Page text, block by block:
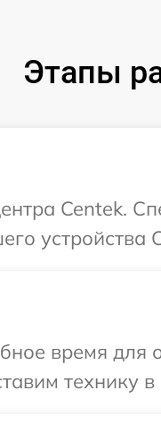
Этапы
Centek.
устройства
время
технику